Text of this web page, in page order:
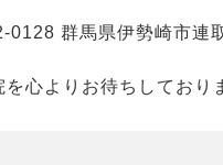
0128 群馬県伊勢崎市連
心よりお待ちしており